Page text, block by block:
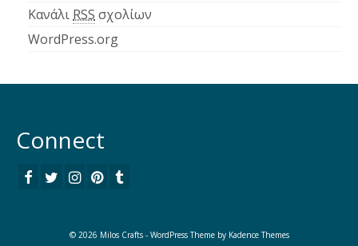
Κανάλι RSS σχολίων
WordPress.org
Connect
© 2026 Milos Crafts - WordPress Theme by Kadence Themes